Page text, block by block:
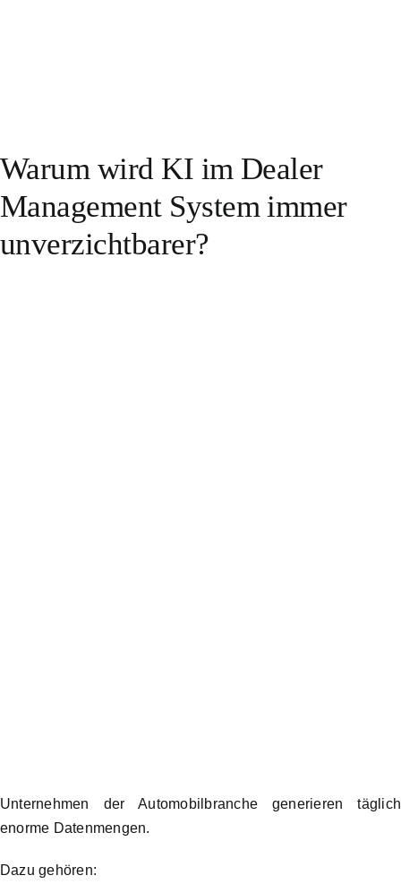
Warum wird KI im Dealer
Management System immer
unverzichtbarer?
Unternehmen der Automobilbranche generieren täglich
enorme Datenmengen.
Dazu gehören: